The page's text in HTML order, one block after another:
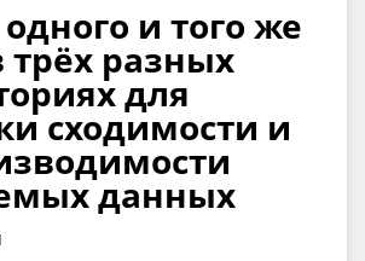
и того же
трёх разных
для
сходимости и
данных